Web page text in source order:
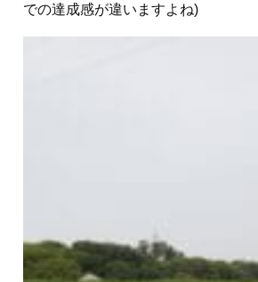
での達成感が違いますよね)